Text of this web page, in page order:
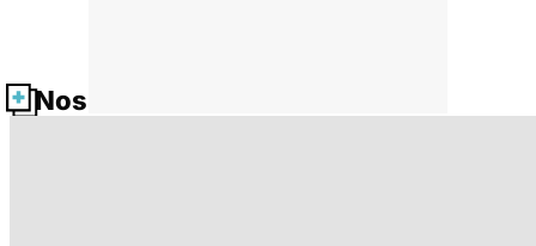
Nos fiches santé